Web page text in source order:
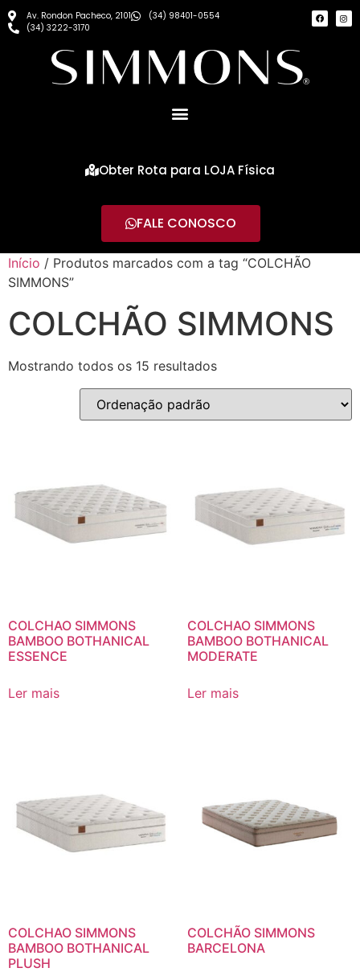
Av. Rondon Pacheco, 2101
(34) 98401-0554
(34) 3222-3170
Obter Rota para LOJA Física
FALE CONOSCO
Início / Produtos marcados com a tag “COLCHÃO
SIMMONS”
COLCHÃO SIMMONS
Mostrando todos os 15 resultados
COLCHAO SIMMONS
BAMBOO BOTHANICAL
ESSENCE
Ler mais
COLCHAO SIMMONS
BAMBOO BOTHANICAL
MODERATE
Ler mais
COLCHAO SIMMONS
BAMBOO BOTHANICAL
PLUSH
COLCHÃO SIMMONS
BARCELONA